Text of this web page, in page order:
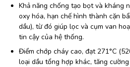
Khả năng chống tạo bọt và kháng
oxy hóa, hạn chế hình thành cặn
dầu), từ đó giúp lọc và cụm van
tin cậy của hệ thống.
Điểm chớp cháy cao, đạt 271°C
loại dầu tổng hợp khác, tăng